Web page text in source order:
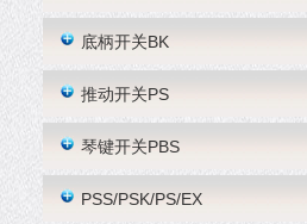
底柄开关BK
推动开关PS
琴键开关PBS
PSS/PSK/PS/EX